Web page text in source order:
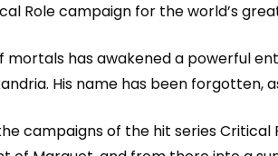
Role campaign for the world’s
mortals has awakened a powerful
His name has been forgotten,
campaigns of the hit series Critical